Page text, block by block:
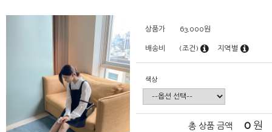
상품가 63,000원
배송비 (조건) 지역별
색상
총 상품 금액 0 원